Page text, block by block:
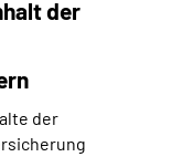
der
der